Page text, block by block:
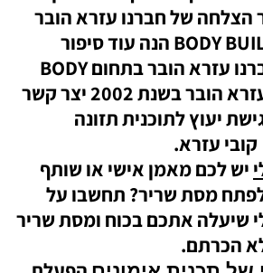
הצלחה של חברנו עזרא הובר
הנה עוד סיפור
הצלחה של חברנו עזרא הובר בתחום BODY
BUILDING . עזרא הובר בשנת 2002 יצר קשר
יעוץ לתוכנית תזונה
עזרא.
יש לכם מאמן אישי או שותף
לפתח מסת שריר? תחשבו על
שיעלה אתכם בכוח ומסת שריר
הכרתם.